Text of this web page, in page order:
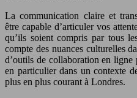
La communication claire et
être capable d’articuler vos
qu’ils soient compris par tous
compte des nuances culturelles
d’outils de collaboration en
en particulier dans un contexte
plus en plus courant à Londres.